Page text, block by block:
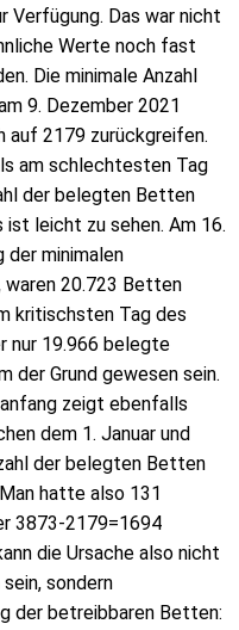
Verfügung. Das war nicht
Werte noch fast
Die minimale Anzahl
9. Dezember 2021
auf 2179 zurückgreifen.
am schlechtesten Tag
der belegten Betten
ist leicht zu sehen. Am 16.
der minimalen
20.723 Betten
kritischsten Tag des
nur 19.966 belegte
der Grund gewesen sein.
zeigt ebenfalls
dem 1. Januar und
der belegten Betten
hatte also 131
3873-2179=1694
die Ursache also nicht
sondern
der betreibbaren Betten: